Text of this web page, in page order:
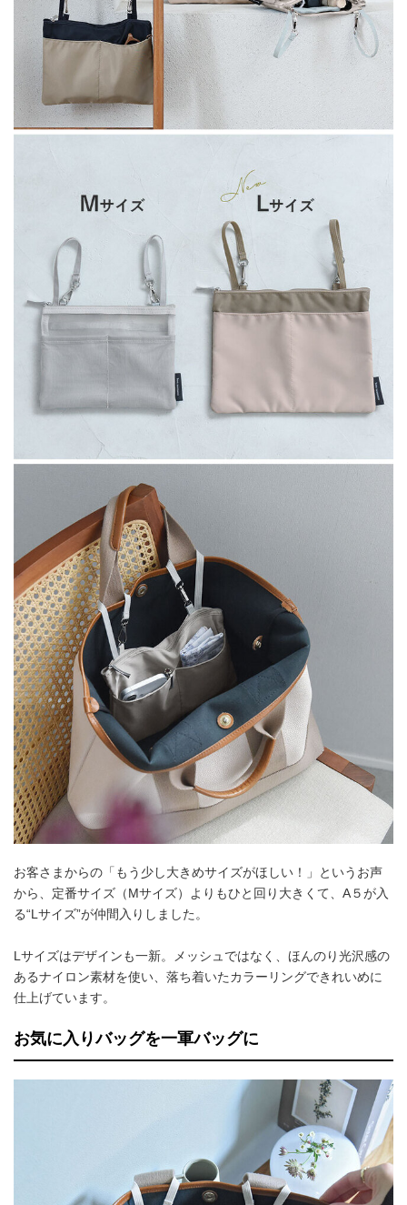
お客さまからの「もう少し大きめサイズがほしい！」というお声
から、定番サイズ（Mサイズ）よりもひと回り大きくて、A５が入
る“Lサイズ”が仲間入りしました。
Lサイズはデザインも一新。メッシュではなく、ほんのり光沢感の
あるナイロン素材を使い、落ち着いたカラーリングできれいめに
仕上げています。
お気に入りバッグを一軍バッグに